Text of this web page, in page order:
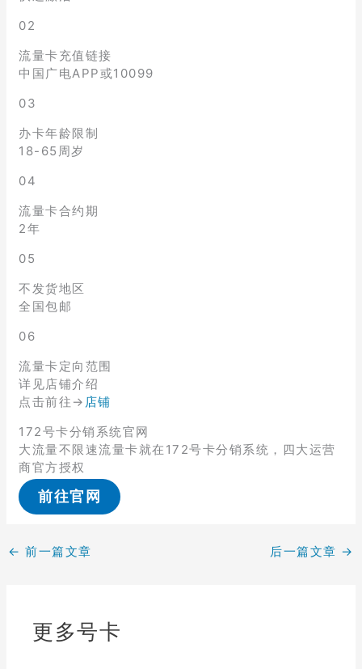
02
流量卡充值链接
中国广电APP或10099
03
办卡年龄限制
18-65周岁
04
流量卡合约期
2年
05
不发货地区
全国包邮
06
流量卡定向范围
详见店铺介绍
点击前往→ 店铺
172号卡分销系统官网
大流量不限速流量卡就在172号卡分销系统，四大运营
商官方授权
前往官网
← 前一篇文章 后一篇文章 →
更多号卡